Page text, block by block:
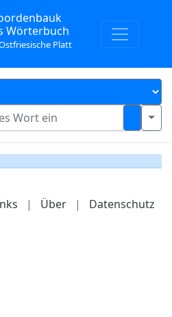
Wörterbuch
Platt
| Über | Datenschutz